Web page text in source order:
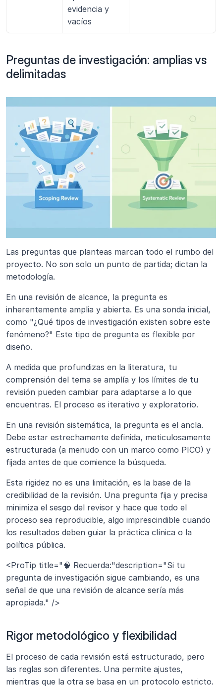
evidencia y
vacíos
Preguntas de investigación: amplias vs
delimitadas
Las preguntas que planteas marcan todo el rumbo del
proyecto. No son solo un punto de partida; dictan la
metodología.
En una revisión de alcance, la pregunta es
inherentemente amplia y abierta. Es una sonda inicial,
como "¿Qué tipos de investigación existen sobre este
fenómeno?" Este tipo de pregunta es flexible por
diseño.
A medida que profundizas en la literatura, tu
comprensión del tema se amplía y los límites de tu
revisión pueden cambiar para adaptarse a lo que
encuentras. El proceso es iterativo y exploratorio.
En una revisión sistemática, la pregunta es el ancla.
Debe estar estrechamente definida, meticulosamente
estructurada (a menudo con un marco como PICO) y
fijada antes de que comience la búsqueda.
Esta rigidez no es una limitación, es la base de la
credibilidad de la revisión. Una pregunta fija y precisa
minimiza el sesgo del revisor y hace que todo el
proceso sea reproducible, algo imprescindible cuando
los resultados deben guiar la práctica clínica o la
política pública.
<ProTip title="🧠 Recuerda:"description="Si tu
pregunta de investigación sigue cambiando, es una
señal de que una revisión de alcance sería más
apropiada." />
Rigor metodológico y flexibilidad
El proceso de cada revisión está estructurado, pero
las reglas son diferentes. Una permite ajustes,
mientras que la otra se basa en un protocolo estricto.